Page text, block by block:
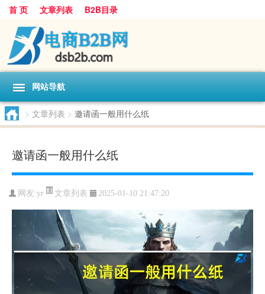
首 页 文章列表 B2B目录
网站导航
> 文章列表 > 邀请函一般用什么纸
邀请函一般用什么纸
网友:yr 文章列表 2025-01-10 21:47:20